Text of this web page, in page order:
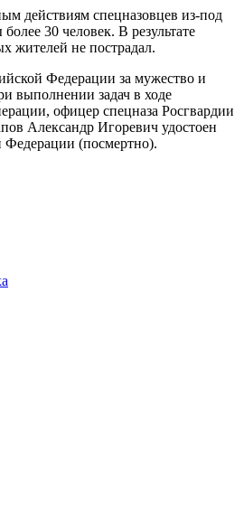
действиям спецназовцев из-под
30 человек. В результате
жителей не пострадал.
Федерации за мужество и
выполнении задач в ходе
офицер спецназа Росгвардии
Александр Игоревич удостоен
Федерации (посмертно).